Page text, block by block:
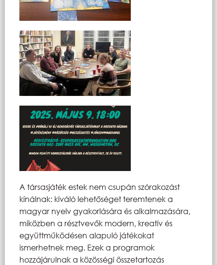
A társasjáték estek nem csupán szórakozást
kínálnak: kiváló lehetőséget teremtenek a
magyar nyelv gyakorlására és alkalmazására,
miközben a résztvevők modern, kreatív és
együttműködésen alapuló játékokat
ismerhetnek meg. Ezek a programok
hozzájárulnak a közösségi összetartozás